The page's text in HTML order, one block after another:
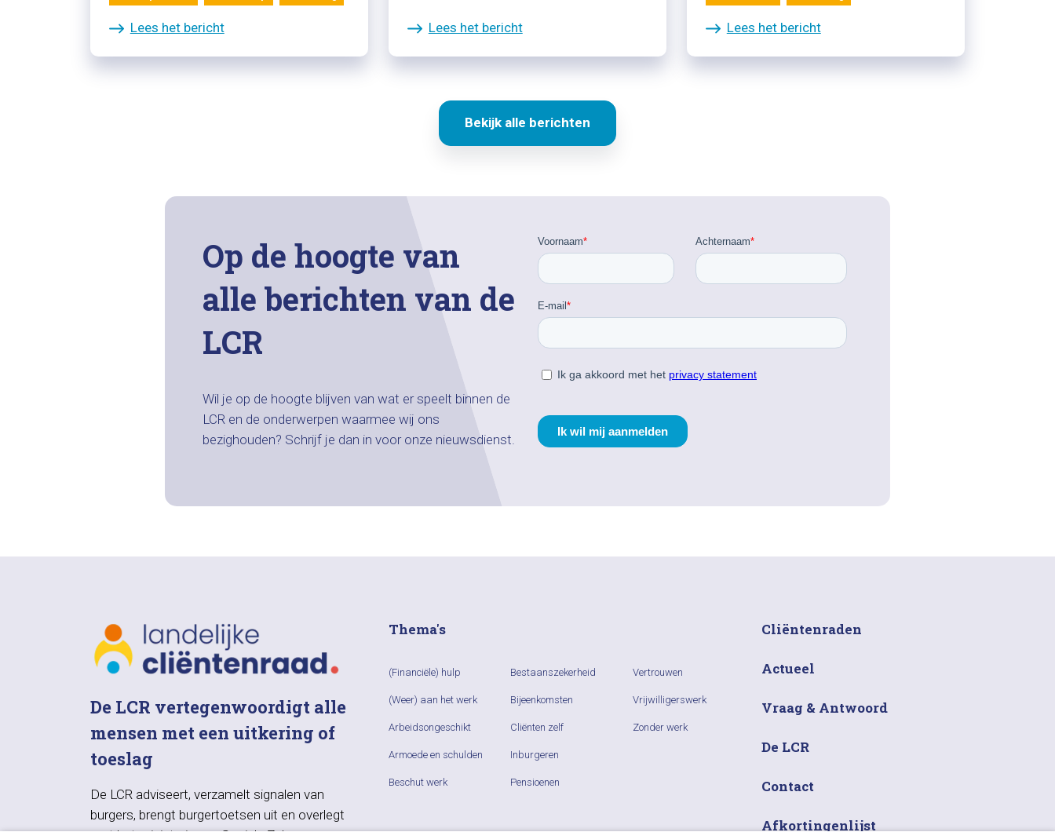
Lees het bericht Lees het bericht Lees het bericht
Bekijk alle berichten
Op de hoogte van
alle berichten van de
LCR
Wil je op de hoogte blijven van wat er speelt binnen de
LCR en de onderwerpen waarmee wij ons
bezighouden? Schrijf je dan in voor onze nieuwsdienst.
De LCR vertegenwoordigt alle
mensen met een uitkering of
toeslag
De LCR adviseert, verzamelt signalen van
burgers, brengt burgertoetsen uit en overlegt
Thema's
(Financiële) hulp
(Weer) aan het werk
Arbeidsongeschikt
Armoede en schulden
Beschut werk
Bestaanszekerheid
Bijeenkomsten
Cliënten zelf
Inburgeren
Pensioenen
Vertrouwen
Vrijwilligerswerk
Zonder werk
Cliëntenraden
Actueel
Vraag & Antwoord
De LCR
Contact
Afkortingenlijst